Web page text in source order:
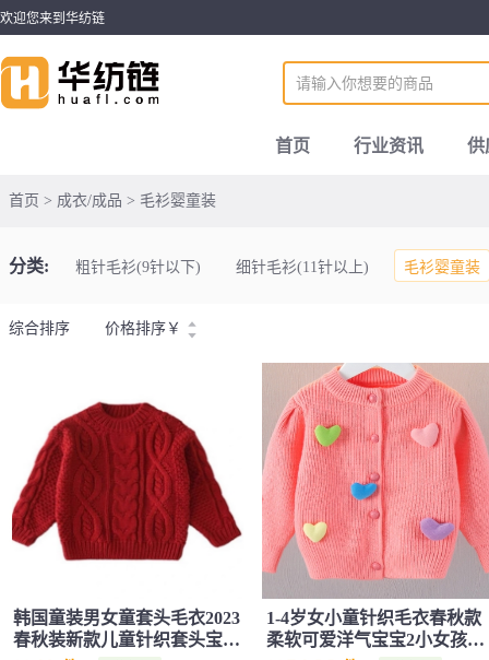
欢迎您来到华纺链
首页 行业资讯 供
首页 > 成衣/成品 > 毛衫婴童装
分类: 粗针毛衫(9针以下) 细针毛衫(11针以上) 毛衫婴童装
综合排序 价格排序 ￥
韩国童装男女童套头毛衣2023
春秋装新款儿童针织套头宝宝
1-4岁女小童针织毛衣春秋款
柔软可爱洋气宝宝2小女孩开